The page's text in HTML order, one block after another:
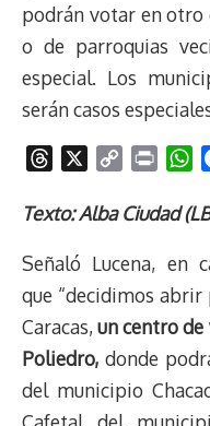
podrán votar en otro
o de parroquias
especial. Los
serán casos
r
a
d
p
L
i
i
W
a
s
A
p
Texto: Alba Ciudad
Señaló Lucena, en
que “decidimos
Caracas,un centro
Poliedro, donde
del municipio